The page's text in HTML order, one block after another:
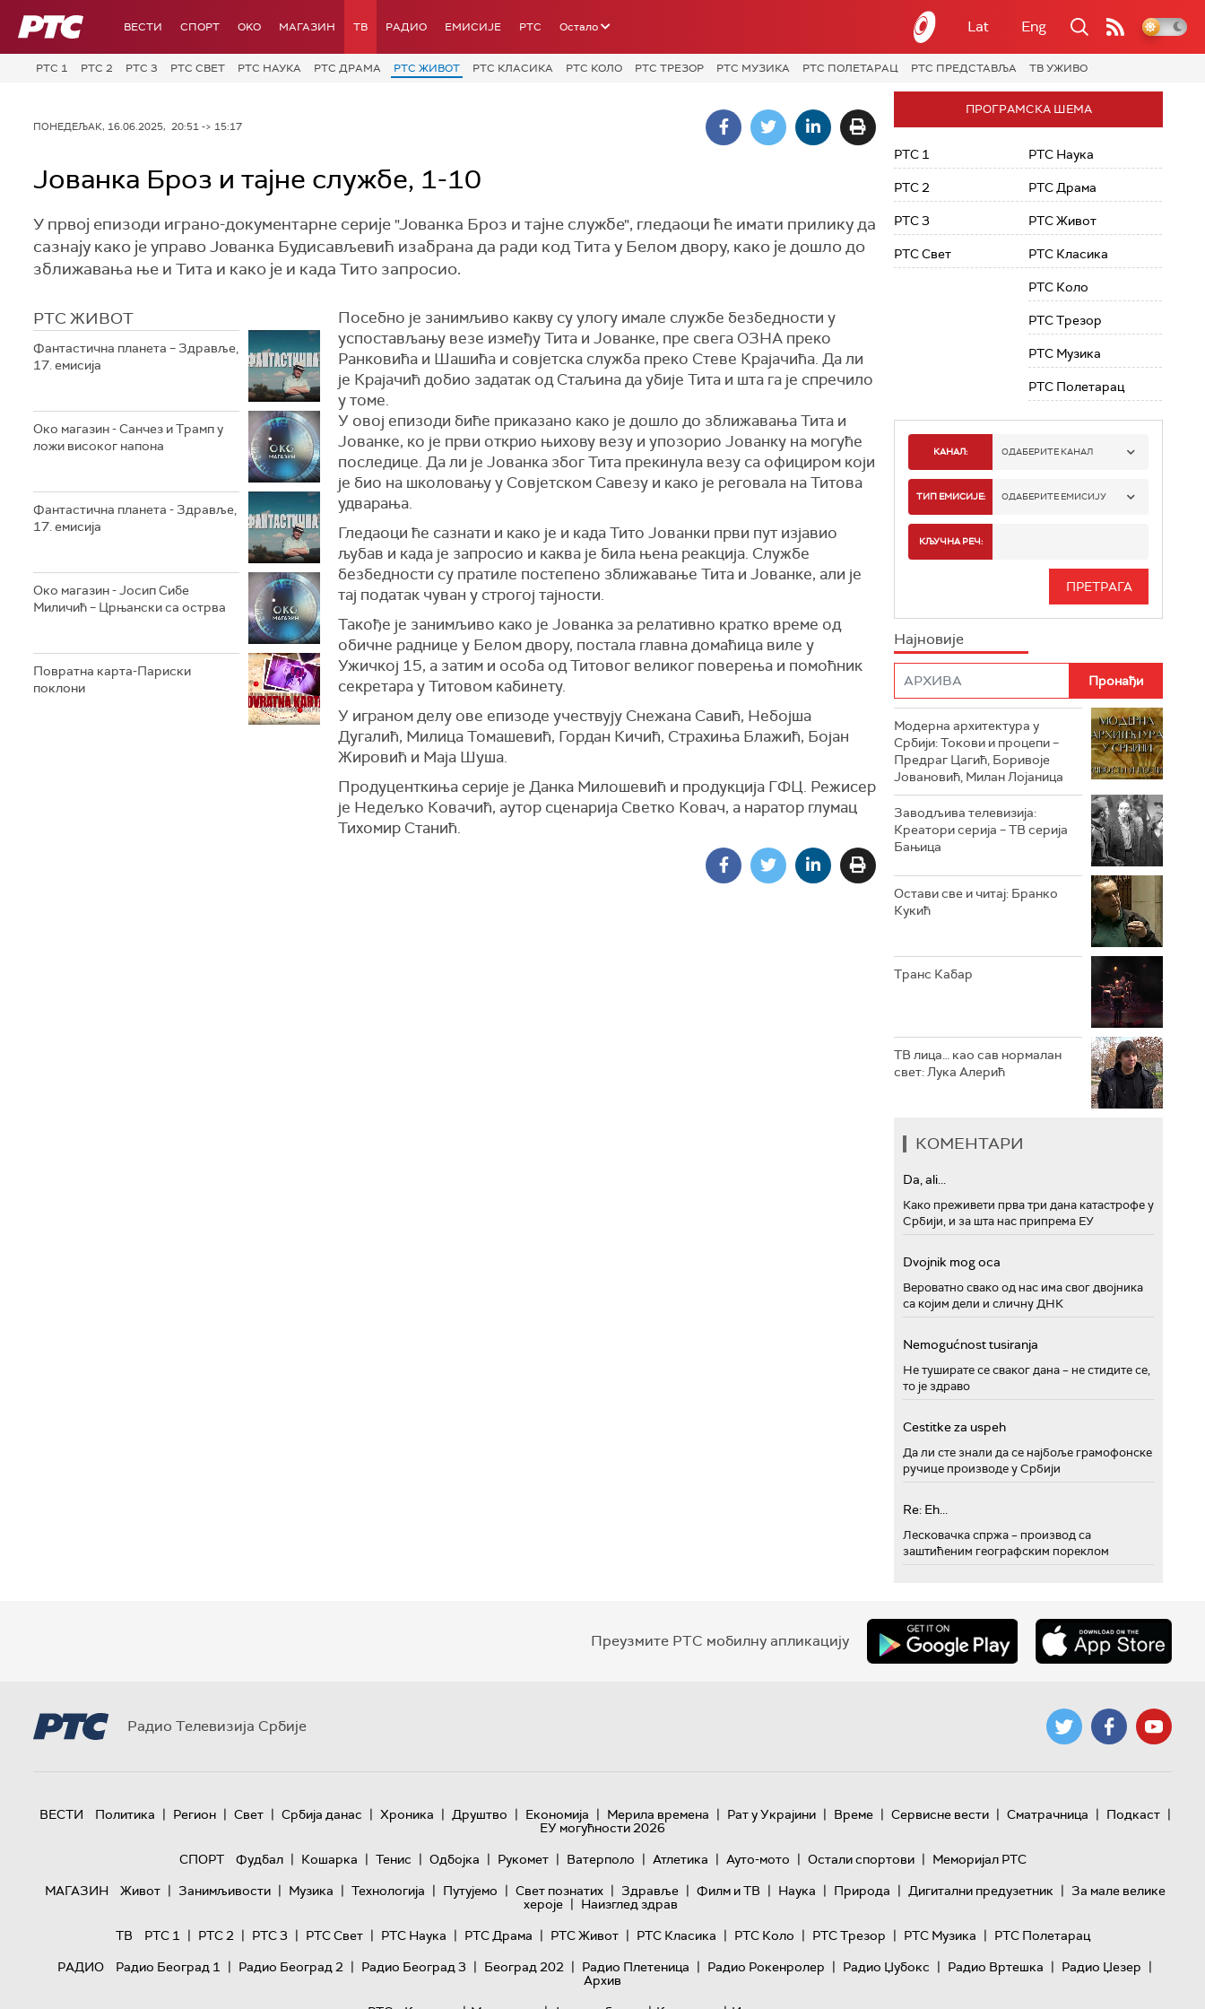
РТС ВЕСТИ СПОРТ OKO МАГАЗИН ТВ РАДИО ЕМИСИЈЕ РТС Остало Lat Eng
РТС 1 РТС 2 РТС 3 РТС СВЕТ РТС НАУКА РТС ДРАМА РТС ЖИВОТ РТС КЛАСИКА РТС КОЛО РТС ТРЕЗОР РТС МУЗИКА РТС ПОЛЕТАРАЦ РТС ПРЕДСТАВЉА ТВ УЖИВО
ПОНЕДЕЉАК, 16.06.2025, 20:51 -> 15:17
Јованка Броз и тајне службе, 1-10
У првој епизоди играно-документарне серије "Јованка Броз и тајне службе", гледаоци ће имати прилику да
сазнају како је управо Јованка Будисављевић изабрана да ради код Тита у Белом двору, како је дошло до
зближавања ње и Тита и како је и када Тито запросио.
РТС ЖИВОТ
Фантастична планета – Здравље,
17. емисија
Око магазин - Санчез и Трамп у
ложи високог напона
Фантастична планета - Здравље,
17. емисија
Око магазин - Јосип Сибе
Миличић – Црњански са острва
Повратна карта-Париски
поклони
Посебно је занимљиво какву су улогу имале службе безбедности у
успостављању везе између Тита и Јованке, пре свега ОЗНА преко
Ранковића и Шашића и совјетска служба преко Стеве Крајачића. Да ли
је Крајачић добио задатак од Стаљина да убије Тита и шта га је спречило
у томе.
У овој епизоди биће приказано како је дошло до зближавања Тита и
Јованке, ко је први открио њихову везу и упозорио Јованку на могуће
последице. Да ли је Јованка због Тита прекинула везу са официром који
је био на школовању у Совјетском Савезу и како је реговала на Титова
удварања.
Гледаоци ће сазнати и како је и када Тито Јованки први пут изјавио
љубав и када је запросио и каква је била њена реакција. Службе
безбедности су пратиле постепено зближавање Тита и Јованке, али је
тај податак чуван у строгој тајности.
Такође је занимљиво како је Јованка за релативно кратко време од
обичне раднице у Белом двору, постала главна домаћица виле у
Ужичкој 15, а затим и особа од Титовог великог поверења и помоћник
секретара у Титовом кабинету.
У играном делу ове епизоде учествују Снежана Савић, Небојша
Дугалић, Милица Томашевић, Гордан Кичић, Страхиња Блажић, Бојан
Жировић и Маја Шуша.
Продуценткиња серије је Данка Милошевић и продукција ГФЦ. Режисер
је Недељко Ковачић, аутор сценарија Светко Ковач, а наратор глумац
Тихомир Станић.
ПРОГРАМСКА ШЕМА
РТС 1
РТС 2
РТС 3
РТС Свет
РТС Наука
РТС Драма
РТС Живот
РТС Класика
РТС Коло
РТС Трезор
РТС Музика
РТС Полетарац
КАНАЛ: ОДАБЕРИТЕ КАНАЛ
РТС 1
РТС 3
РТС ЖИВОТ
РТС КЛАСИКА
РТС ТРЕЗОР
РТС МУЗИКА
РТС ПОЛЕТАРАЦ
ТИП ЕМИСИЈЕ: ОДАБЕРИТЕ ЕМИСИЈУ
КЉУЧНА РЕЧ:
Најновије
Модерна архитектура у
Србији: Токови и процепи –
Предраг Цагић, Боривоје
Јовановић, Милан Лојаница
Заводљива телевизија:
Креатори серија – ТВ серија
Бањица
Остави све и читај: Бранко
Кукић
Транс Кабар
ТВ лица… као сав нормалан
свет: Лука Алерић
КОМЕНТАРИ
Da, ali...
Како преживети прва три дана катастрофе у
Србији, и за шта нас припрема ЕУ
Dvojnik mog oca
Вероватно свако од нас има свог двојника
са којим дели и сличну ДНК
Nemogućnost tusiranja
Не туширате се сваког дана – не стидите се,
то је здраво
Cestitke za uspeh
Да ли сте знали да се најбоље грамофонске
ручице производе у Србији
Re: Eh...
Лесковачка спржа – производ са
заштићеним географским пореклом
Преузмите РТС мобилну апликацију
Радио Телевизија Србије
ВЕСТИ Политика | Регион | Свет | Србија данас | Хроника | Друштво | Економија | Мерила времена | Рат у Украјини | Време | Сервисне вести | Сматрачница | Подкаст |
ЕУ могућности 2026
СПОРТ
Фудбал | Кошарка | Тенис | Одбојка | Рукомет | Ватерполо | Атлетика | Ауто-мото | Остали спортови | Меморијал РТС
МАГАЗИН
Живот | Занимљивости | Музика | Технологијa | Путујемо | Свет познатих | Здравље | Филм и ТВ | Наука | Природа | Дигитални предузетник | За мале велике
хероје | Наизглед здрав
ТВ
РТС 1 | РТС 2 | РТС 3 | РТС Свет | РТС Наука | РТС Драма | РТС Живот | РТС Класика | РТС Коло | РТС Трезор | РТС Музика | РТС Полетарац
РАДИО
Радио Београд 1 | Радио Београд 2 | Радио Београд 3 | Београд 202 | Радио Плетеница | Радио Рокенролер | Радио Џубокс | Радио Вртешка | Радио Џезер |
Архив